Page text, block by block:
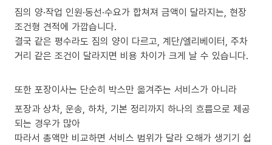
짐의 양·작업 인원·동선·수요가 합쳐져 금액이 달라지는, 현장
조건형 견적에 가깝습니다.
결국 같은 평수라도 짐의 양이 다르고, 계단/엘리베이터, 주차
거리 같은 조건이 달라지면 비용 차이가 크게 날 수 있습니다.
또한 포장이사는 단순히 박스만 옮겨주는 서비스가 아니라
포장과 상차, 운송, 하차, 기본 정리까지 하나의 흐름으로 제공
되는 경우가 많아
따라서 총액만 비교하면 서비스 범위가 달라 오해가 생기기 쉽